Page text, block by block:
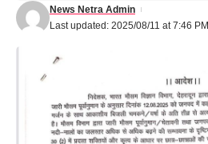
Last updated: 2025/08/11 at 7:46 PM
News Netra Admin